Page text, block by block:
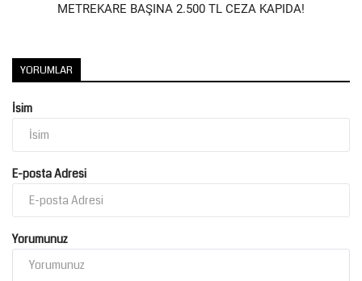
METREKARE BAŞINA 2.500 TL CEZA KAPIDA!
YORUMLAR
İsim
E-posta Adresi
Yorumunuz